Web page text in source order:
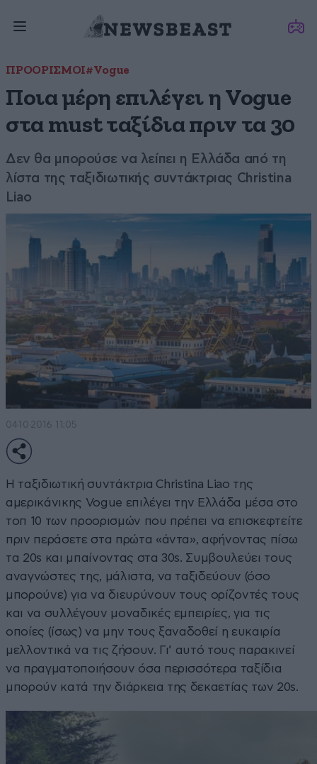
ΠΡΟΟΡΙΣΜΟΙ#Vogue
Ποια μέρη επιλέγει η Vogue
στα must ταξίδια πριν τα 30
Δεν θα μπορούσε να λείπει η Ελλάδα από τη
λίστα της ταξιδιωτικής συντάκτριας Christina
Liao
04·10·2016 11:05
Η ταξιδιωτική συντάκτρια Christina Liao της
αμερικάνικης Vogue επιλέγει την Ελλάδα μέσα στο
τοπ 10 των προορισμών που πρέπει να επισκεφτείτε
πριν περάσετε στα πρώτα «άντα», αφήνοντας πίσω
τα 20s και μπαίνοντας στα 30s. Συμβουλεύει τους
αναγνώστες της, μάλιστα, να ταξιδεύουν (όσο
μπορούνε) για να διευρύνουν τους ορίζοντές τους
και να συλλέγουν μοναδικές εμπειρίες, για τις
οποίες (ίσως) να μην τους ξαναδοθεί η ευκαιρία
μελλοντικά να τις ζήσουν. Γι’ αυτό τους παρακινεί
να πραγματοποιήσουν όσα περισσότερα ταξίδια
μπορούν κατά την διάρκεια της δεκαετίας των 20s.